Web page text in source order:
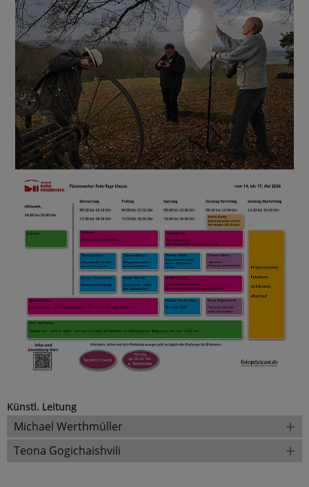
Künstl. Leitung
Michael Werthmüller +
Teona Gogichaishvili +